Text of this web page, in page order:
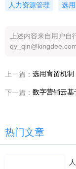
人力资源管理 选
上述内容来自用户
qy_qin@kingdee.com
上一篇：
下一篇：
热门文章